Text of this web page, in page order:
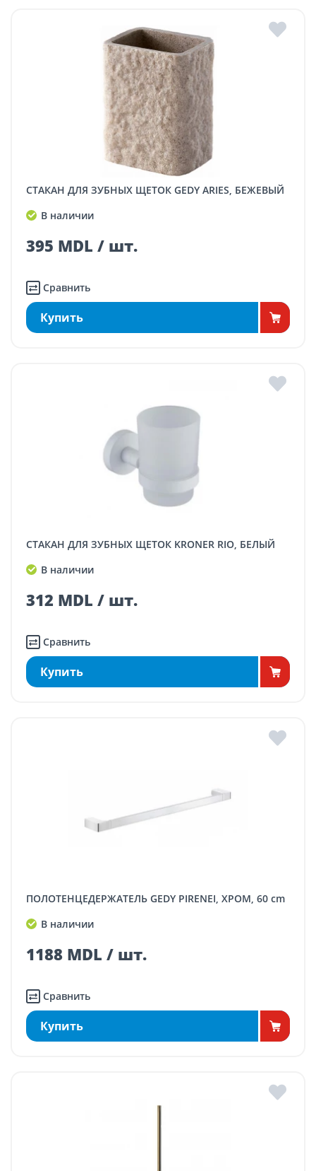
СТАКАН ДЛЯ ЗУБНЫХ ЩЕТОК GEDY ARIES, БЕЖЕВЫЙ
В наличии
395 MDL / шт.
Сравнить
Купить
СТАКАН ДЛЯ ЗУБНЫХ ЩЕТОК KRONER RIO, БЕЛЫЙ
В наличии
312 MDL / шт.
Сравнить
Купить
ПОЛОТЕНЦЕДЕРЖАТЕЛЬ GEDY PIRENEI, ХРОМ, 60 cm
В наличии
1188 MDL / шт.
Сравнить
Купить